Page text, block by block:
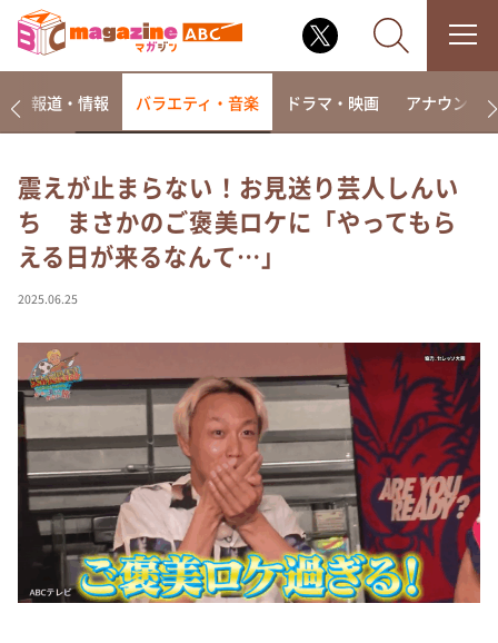
なるみ・岡村の過ぎるTV
相席食堂
これ余談なんですけど・・・
て真剣です
探偵！ナイトスクープ
news おかえり
河合＆A.B.C-Z塚田×福井アナ「なんでやねん！？」
（news おかえり）
DAIGOも台所 ～きょうの献立 何にする？～
本日はダイアンなり！シーズン２
朝だ！生です旅サラダ
報道・情報 バラエティ・音楽 ドラマ・映画 アナウンサー
震えが止まらない！お見送り芸人しんい
ち まさかのご褒美ロケに「やってもら
える日が来るなんて…」
2025.06.25